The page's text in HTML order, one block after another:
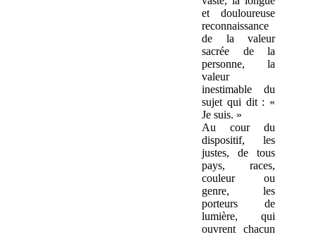
et douloureuse
reconnaissance
de la valeur
sacrée de la
personne, la
valeur
inestimable du
sujet qui dit : «
Je suis. »
Au cour du
dispositif, les
justes, de tous
pays, races,
couleur ou
genre, les
porteurs de
lumière, qui
ouvrent chacun